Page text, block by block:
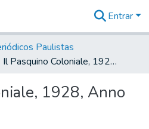
&
Coleções
Tudo na
Digital
Entrar
Paulistas
Il Pasquino Coloniale, 1928, Anno XXI, n. 1015
1928, Anno